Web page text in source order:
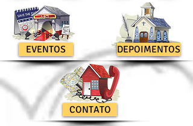
EVENTOS DEPOIMENTOS
CONTATO